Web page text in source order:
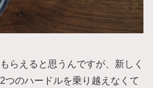
らえると思うんですが、新しく
つのハードルを乗り越えなくて